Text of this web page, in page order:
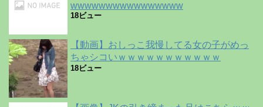
wwwwwwwwwwwwwwww
18ビュー
【動画】おしっこ我慢してる女の子がめっ
ちゃシコいｗｗｗｗｗｗｗｗｗｗｗ
18ビュー